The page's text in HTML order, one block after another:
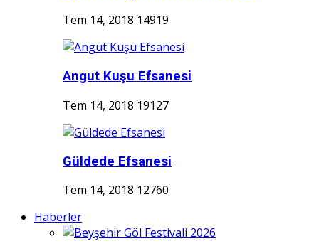
Tem 14, 2018 14919
Angut Kuşu Efsanesi
Tem 14, 2018 19127
Güldede Efsanesi
Tem 14, 2018 12760
Haberler